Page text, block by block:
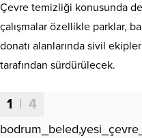
Çevre temizliği konusunda
çalışmalar özellikle parklar,
donatı alanlarında sivil
tarafından sürdürülecek.
1 | 4